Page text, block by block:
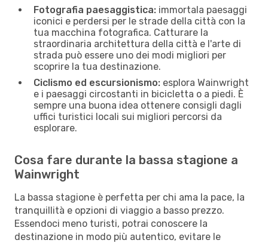
Fotografia paesaggistica: immortala paesaggi
iconici e perdersi per le strade della città con la
tua macchina fotografica. Catturare la
straordinaria architettura della città e l'arte di
strada può essere uno dei modi migliori per
scoprire la tua destinazione.
Ciclismo ed escursionismo: esplora Wainwright
e i paesaggi circostanti in bicicletta o a piedi. È
sempre una buona idea ottenere consigli dagli
uffici turistici locali sui migliori percorsi da
esplorare.
Cosa fare durante la bassa stagione a
Wainwright
La bassa stagione è perfetta per chi ama la pace, la
tranquillità e opzioni di viaggio a basso prezzo.
Essendoci meno turisti, potrai conoscere la
destinazione in modo più autentico, evitare le